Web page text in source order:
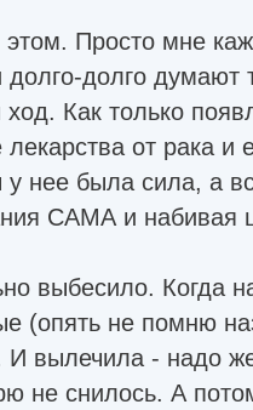
Просто мне
долго думают
Как только
от рака и
нее была сила, а
САМА и
выбесило. Когда
(опять не помню
вылечила - надо
не снилось. А